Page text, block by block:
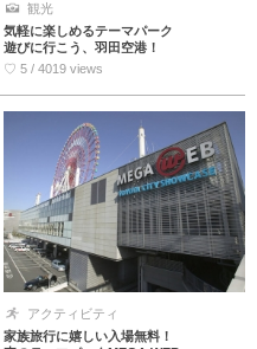
観光
気軽に楽しめるテーマパーク
遊びに行こう、羽田空港！
♡ 5 / 4019 views
アクティビティ
家族旅行に嬉しい入場無料！